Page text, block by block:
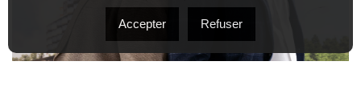
Accepter Refuser